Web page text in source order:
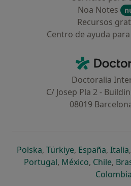
Noa Notes
Recursos
Centro de ayuda
Doctoralia
C/ Josep Pla 2 -
08019
Polskase abre en una nueva
, Türkiyese abre en
, Españase
, Italia,
Portugalse abre en una
, Méxicose abre
, Chilese
,
Colombia